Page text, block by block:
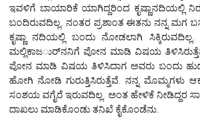
ಇವಳಿಗೆ ಬಾಯಾರಿಕೆ ಯಾಗಿದ್ದರಿಂದ ಕೃಷ್ಣಾನದಿಯಲ್ಲಿ
ಬಂದಿರುವದಿಲ್ಲ. ನಂತರ ಪ್ರಶಾಂತ ಈತನು ನನ್ನ
ಕೃಷ್ಣಾ ನದಿಯಲ್ಲಿ ಬಂದು ನೋಡಲಾಗಿ
ಮಲ್ಲಿಕಾಜರ್ುನನಿಗೆ ಪೋನ ಮಾಡಿ ವಿಷಯ
ಪೋನ ಮಾಡಿ ವಿಷಯ ತಿಳಿಸಿದಾಗ ಅವರು ಬಂದು
ಹೋಗಿ ನೋಡಿ ಗುರುತ್ತಿಸಿರುತ್ತೆವೆ. ನನ್ನ ಮೊಮ್ಮಗಳು
ಸಂಶಯ ವಗೈರೆ ಇರುವದಿಲ್ಲ. ಅಂತ ಹೇಳಿಕೆ ನೀಡಿದ್ದರ
ದಾಖಲು ಮಾಡಿಕೊಂಡು ತನಿಖೆ ಕೈಕೊಂಡೆನು.